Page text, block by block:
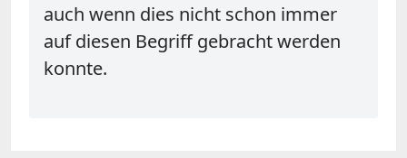
auch wenn dies nicht schon immer
auf diesen Begriff gebracht werden
konnte.